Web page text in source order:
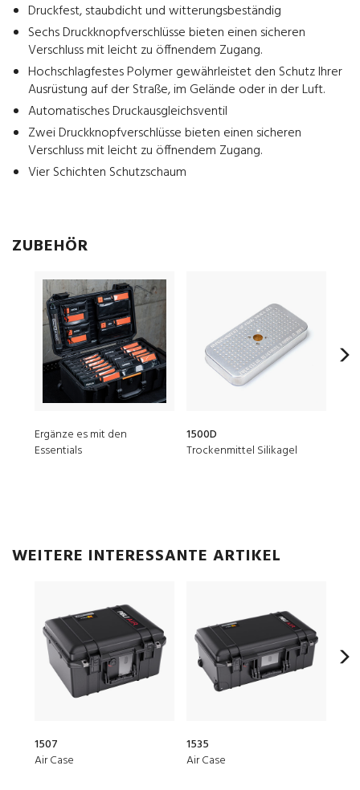
Druckfest, staubdicht und witterungsbeständig
Sechs Druckknopfverschlüsse bieten einen sicheren
Verschluss mit leicht zu öffnendem Zugang.
Hochschlagfestes Polymer gewährleistet den Schutz Ihrer
Ausrüstung auf der Straße, im Gelände oder in der Luft.
Automatisches Druckausgleichsventil
Zwei Druckknopfverschlüsse bieten einen sicheren
Verschluss mit leicht zu öffnendem Zugang.
Vier Schichten Schutzschaum
ZUBEHÖR
Ergänze es mit den
Essentials
1500D
Trockenmittel Silikagel
WEITERE INTERESSANTE ARTIKEL
1507
Air Case
1535
Air Case